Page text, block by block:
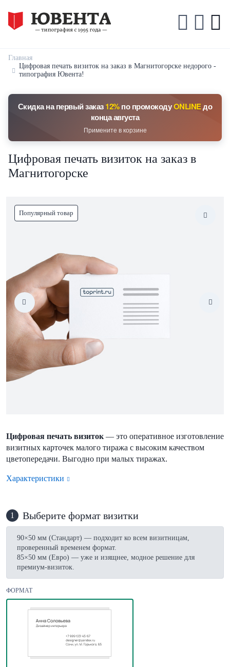
Главная
Цифровая печать визиток на заказ в Магнитогорске недорого -
типография Ювента!
Скидка на первый заказ12%по промокодуONLINEдо
конца августа
Примените в корзине
Цифровая печать визиток на заказ в
Магнитогорске
Популярный товар
Цифровая печать визиток — это оперативное изготовление
визитных карточек малого тиража с высоким качеством
цветопередачи. Выгодно при малых тиражах.
Характеристики
1 Выберите формат визитки
90×50 мм (Стандарт) — подходит ко всем визитницам,
проверенный временем формат.
85×50 мм (Евро) — уже и изящнее, модное решение для
премиум-визиток.
ФОРМАТ